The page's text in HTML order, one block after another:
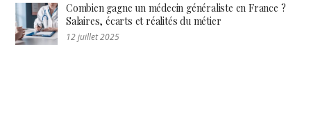
Combien gagne un médecin généraliste en France ?
Salaires, écarts et réalités du métier
12 juillet 2025